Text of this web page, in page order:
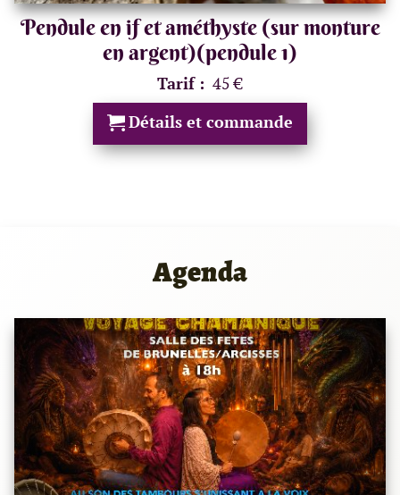
Pendule en if et améthyste (sur monture
en argent)(pendule 1)
Tarif : 45 €
Détails et commande
Agenda